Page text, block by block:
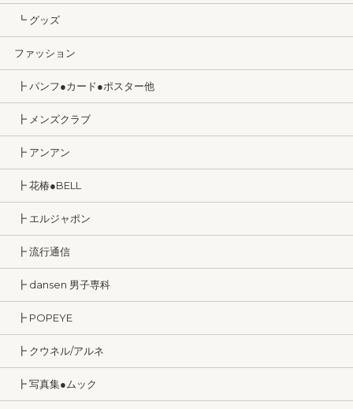
┗ グッズ
ファッション
┣ パンフ●カード●ポスター他
┣ メンズクラブ
┣ アンアン
┣ 花椿●BELL
┣ エルジャポン
┣ 流行通信
┣ dansen 男子専科
┣ POPEYE
┣ クウネル/アルネ
┣ 写真集●ムック